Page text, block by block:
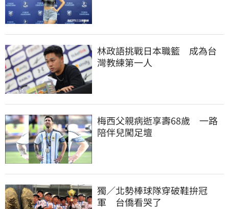
林政語挑戰日本職籃　成為台
灣教練第一人
梅西父親病逝享壽68歲　一路
陪伴兒闖足壇
獨／北勢棒球隊穿破鞋拚冠
軍　台僑看哭了